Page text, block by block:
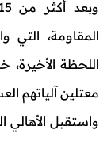
المقاومة،
اللحظة
معتلين آلياتهم
واستقبل الأهالي